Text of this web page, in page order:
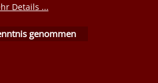
Kontaktformular
Flammschutzmittel
Details ...
genommen